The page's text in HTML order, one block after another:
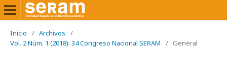
Inicio / Archivos
/
Vol. 2 Núm. 1 (2018): 34 Congreso Nacional SERAM
/ General